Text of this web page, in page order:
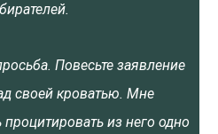
Повесьте заявление
своей кроватью. Мне
из него одно